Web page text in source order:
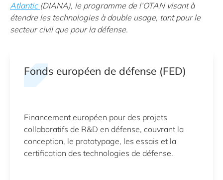
Atlantic (DIANA), le programme de l’OTAN visant à
étendre les technologies à double usage, tant pour le
secteur civil que pour la défense.
Fonds européen de défense (FED)
Financement européen pour des projets
collaboratifs de R&D en défense, couvrant la
conception, le prototypage, les essais et la
certification des technologies de défense.